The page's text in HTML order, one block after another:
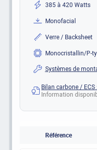
385 à 420 Watts
Monofacial
Verre / Backsheet
Monocristallin/P-
Systèmes de
Bilan carbone / ECS :
Information
Référence